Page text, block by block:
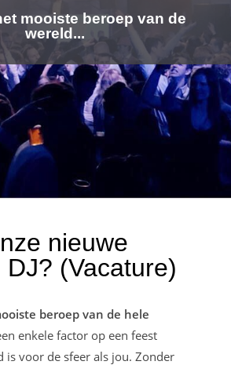
mooiste beroep van de
wereld...
nieuwe
(Vacature)
beroep van de hele
enkele factor op een feest
is voor de sfeer als jou. Zonder